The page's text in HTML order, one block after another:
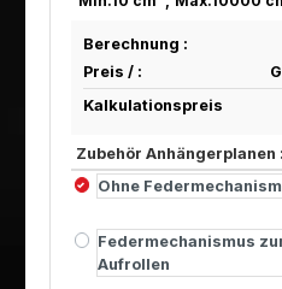
Berechnung :
Preis / :
Kalkulationspreis
Zubehör Anhängerplanen :
Ohne
Federmechanismus
Aufrollen